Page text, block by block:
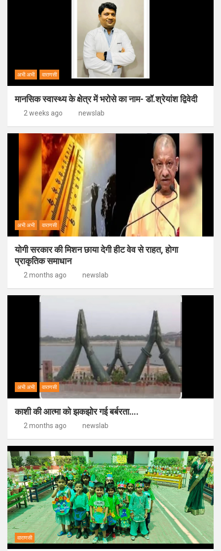
अभी अभी वाराणसी
मानसिक स्वास्थ्य के क्षेत्र में भरोसे का नाम- डॉ.श्रेयांश द्विवेदी
2 weeks ago newslab
अभी अभी वाराणसी
योगी सरकार की मिशन छाया देगी हीट वेव से राहत, होगा
प्राकृतिक समाधान
2 months ago newslab
अभी अभी वाराणसी
काशी की आत्मा को झकझोर गई बर्बरता….
2 months ago newslab
वाराणसी